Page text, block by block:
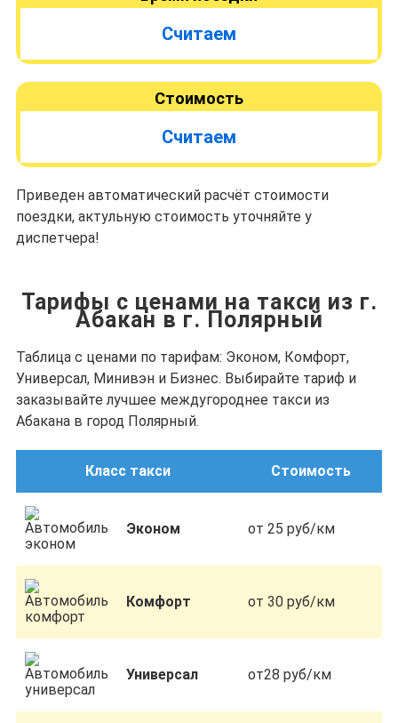
Считаем
Стоимость
Считаем
Приведен автоматический расчёт стоимости
поездки, актульную стоимость уточняйте у
диспетчера!
Тарифы с ценами на такси из г.
Абакан в г. Полярный
Таблица с ценами по тарифам: Эконом, Комфорт,
Универсал, Минивэн и Бизнес. Выбирайте тариф и
заказывайте лучшее междугороднее такси из
Абакана в город Полярный.
Класс такси Стоимость
Эконом от 25 руб/км
Комфорт от 30 руб/км
Универсал от28 руб/км